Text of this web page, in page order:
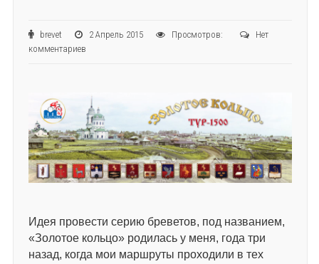
brevet 2 Апрель 2015 Просмотров:
Нет
комментариев
Идея провести серию бреветов, под названием,
«Золотое кольцо» родилась у меня, года три
назад, когда мои маршруты проходили в тех